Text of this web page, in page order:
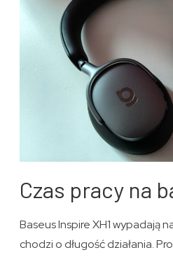
Czas pracy na
Baseus Inspire XH1 wypadają
chodzi o długość działania.